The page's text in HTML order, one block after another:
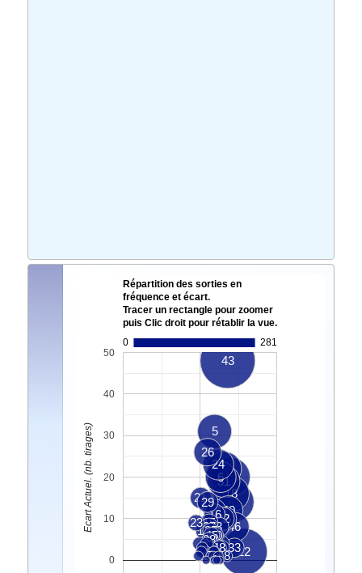
Répartition des sorties en
fréquence et écart.
Tracer un rectangle pour zoomer
puis Clic droit pour rétablir la vue.
0
281
43
22
41
47
18
5
9
31
6
24
40
46
26
36
14
32
16
2129
3
33
15
27
1
17
23
25
30
45
2
38
48
8
74
0
10
20
30
40
50
Ecart Actuel. (nb. tirages)